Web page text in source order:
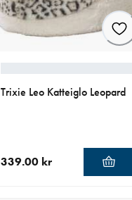
Trixie Leo Katteiglo Leopard
339.00 kr